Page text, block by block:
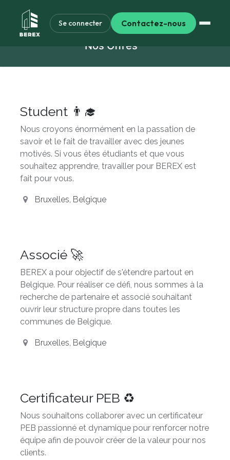
Se connecter Contactez-nous
Nos Offres
Student 👨‍🎓
Nous croyons énormément en la passation de
savoir et le fait de travailler avec des jeunes
motivés. Si vous êtes étudiants et que vous
souhaitez apprendre, travailler pour BEREX est
fait pour vous.
Bruxelles, Belgique
Associé 🚀
BEREX a pour objectif de s'étendre partout en
Belgique. Pour réaliser ce défi, nous sommes à la
recherche de partenaire et associé souhaitant
ouvrir leur structure propre dans toutes les
communes de Belgique.
Bruxelles, Belgique
Certificateur PEB ♻️
Nous souhaitons collaborer avec un certificateur
PEB passionné et dynamique pour renforcer notre
équipe afin de pouvoir créer de la valeur pour nos
clients.